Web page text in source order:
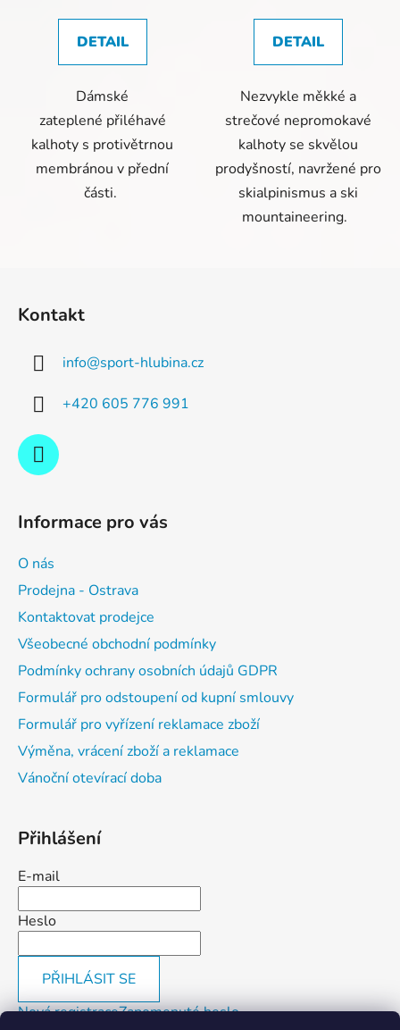
DETAIL
Dámské
zateplené přiléhavé
kalhoty s protivětrnou
membránou v přední
části.
DETAIL
Nezvykle měkké a
strečové nepromokavé
kalhoty se skvělou
prodyšností, navržené pro
skialpinismus a ski
mountaineering.
Kontakt
info@sport-hlubina.cz
+420 605 776 991
Informace pro vás
O nás
Prodejna - Ostrava
Kontaktovat prodejce
Všeobecné obchodní podmínky
Podmínky ochrany osobních údajů GDPR
Formulář pro odstoupení od kupní smlouvy
Formulář pro vyřízení reklamace zboží
Výměna, vrácení zboží a reklamace
Vánoční otevírací doba
Přihlášení
E-mail
Heslo
PŘIHLÁSIT SE
Nová registraceZapomenuté heslo